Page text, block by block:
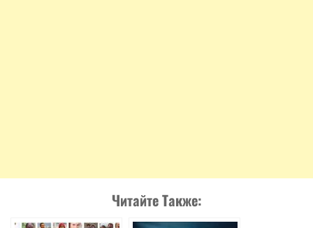
Читайте Также: